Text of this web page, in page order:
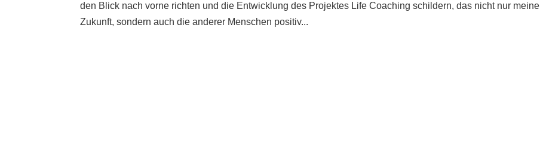
den Blick nach vorne richten und die Entwicklung des Projektes Life Coaching schildern, das nicht nur meine
Zukunft, sondern auch die anderer Menschen positiv...